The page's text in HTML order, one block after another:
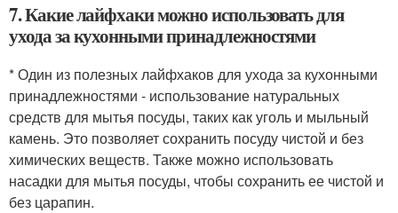
7. Какие лайфхаки можно использовать для
ухода за кухонными принадлежностями
* Один из полезных лайфхаков для ухода за кухонными
принадлежностями - использование натуральных
средств для мытья посуды, таких как уголь и мыльный
камень. Это позволяет сохранить посуду чистой и без
химических веществ. Также можно использовать
насадки для мытья посуды, чтобы сохранить ее чистой и
без царапин.